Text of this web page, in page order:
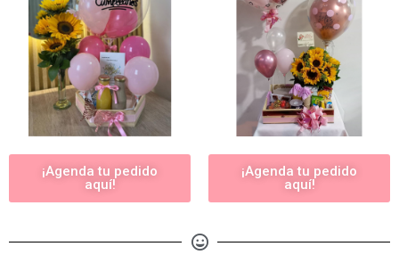
¡Agenda tu pedido
aquí!
¡Agenda tu pedido
aquí!